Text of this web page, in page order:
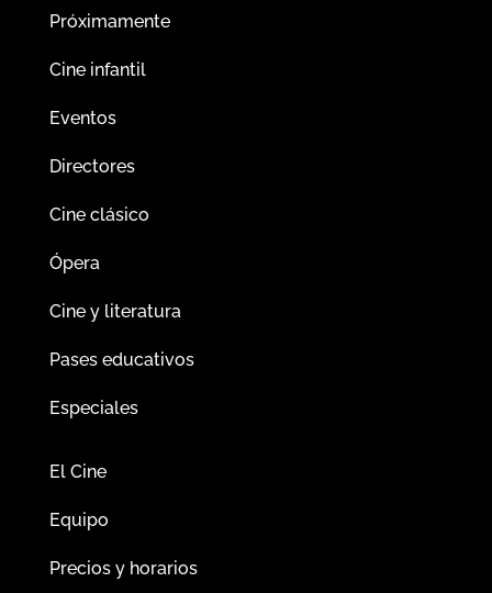
Próximamente
Cine infantil
Eventos
Directores
Cine clásico
Ópera
Cine y literatura
Pases educativos
Especiales
El Cine
Equipo
Precios y horarios